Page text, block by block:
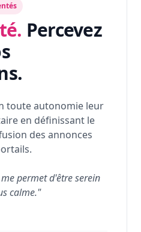
Percevez
toute autonomie leur
en définissant le
des annonces
permet d'être serein
calme."